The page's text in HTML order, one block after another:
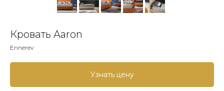
Кровать Aaron
Ennerev
Узнать цену